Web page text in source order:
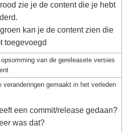
rood zie je de content die je hebt
groen kan je de content zien die
toegevoegd
van de gereleasete versies
veranderingen gemaakt in het verleden
een commit/release gedaan?
was dat?